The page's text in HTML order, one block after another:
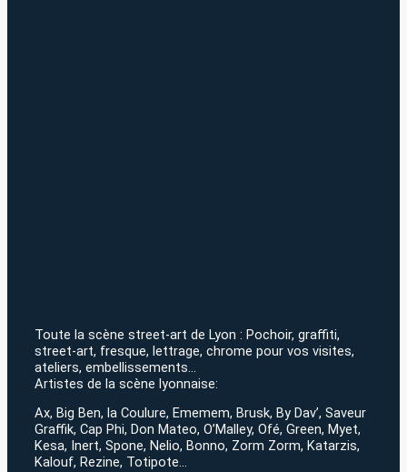
Toute la scène street-art de Lyon : Pochoir, graffiti,
street-art, fresque, lettrage, chrome pour vos visites,
ateliers, embellissements…
Artistes de la scène lyonnaise:
Ax, Big Ben, la Coulure, Ememem, Brusk, By Dav’, Saveur
Graffik, Cap Phi, Don Mateo, O’Malley, Ofé, Green, Myet,
Kesa, Inert, Spone, Nelio, Bonno, Zorm Zorm, Katarzis,
Kalouf, Rezine, Totipote…